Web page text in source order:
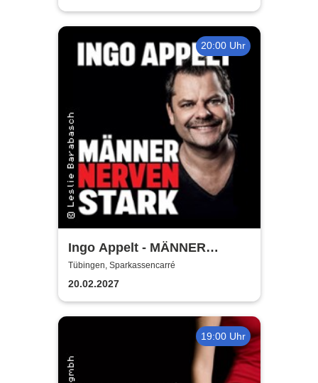
20:00 Uhr
Ingo Appelt - MÄNNER
NERVEN STARK
Tübingen, Sparkassencarré
20.02.2027
19:00 Uhr